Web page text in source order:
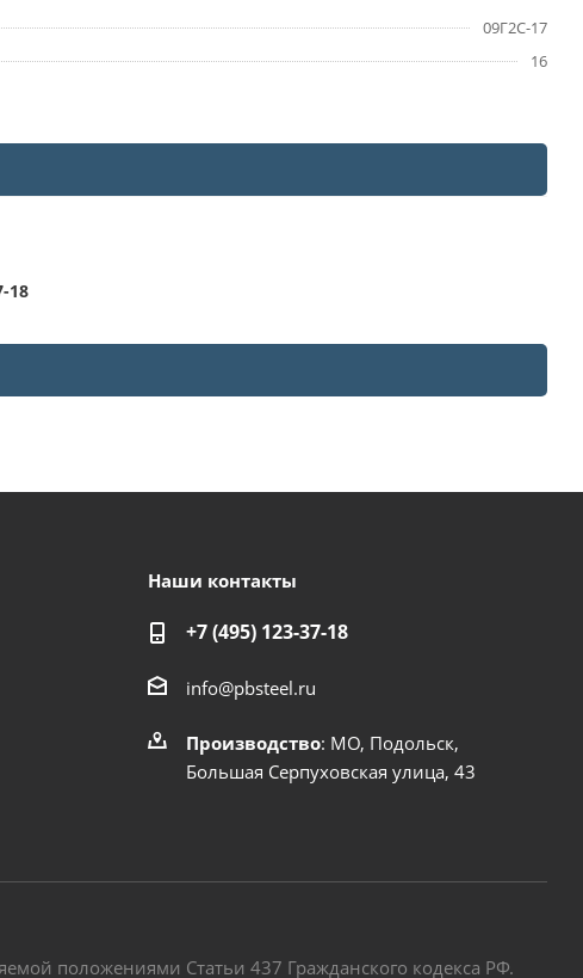
09Г2С-17
16
18
Наши контакты
+7 (495) 123-37-18
info@pbsteel.ru
Производство: МО, Подольск,
Большая Серпуховская улица, 43
положениями Статьи 437 Гражданского кодекса РФ.